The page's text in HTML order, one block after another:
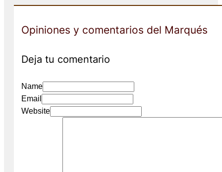
Opiniones y comentarios del Marqués
Deja tu comentario
Name
Email
Website